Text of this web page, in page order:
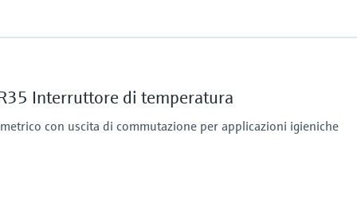
Lunghezza su
fino a 600,00 mm
Interruttore di temperatura
con uscita di commutazione per applicazioni igieniche